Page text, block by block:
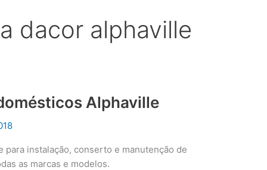
dacor alphaville
Alphaville
instalação, conserto e manutenção de
as marcas e modelos.